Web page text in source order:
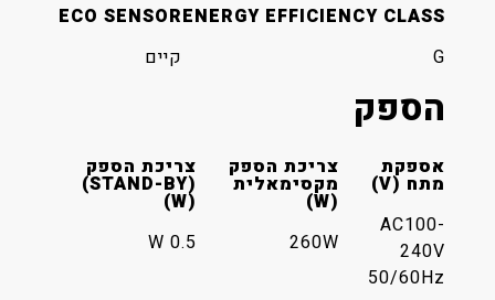
ENERGY EFFICIENCY CLASS
ECO SENSOR
הספק
אספקת
מתח (V)
AC100-
50/60Hz
צריכת הספק
מקסימאלית
צריכת הספק
(STAND-BY)